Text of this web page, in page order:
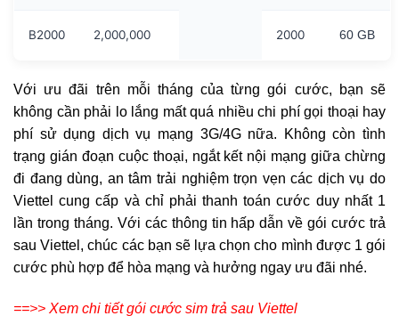
B2000 2,000,000 2000 60 GB
Với ưu đãi trên mỗi tháng của từng gói cước, bạn sẽ
không cần phải lo lắng mất quá nhiều chi phí gọi thoại hay
phí sử dụng dịch vụ mạng 3G/4G nữa. Không còn tình
trạng gián đoạn cuộc thoại, ngắt kết nội mạng giữa chừng
đi đang dùng, an tâm trải nghiệm trọn vẹn các dịch vụ do
Viettel cung cấp và chỉ phải thanh toán cước duy nhất 1
lần trong tháng. Với các thông tin hấp dẫn về gói cước trả
sau Viettel, chúc các bạn sẽ lựa chọn cho mình được 1 gói
cước phù hợp để hòa mạng và hưởng ngay ưu đãi nhé.
==>> Xem chi tiết gói cước sim trả sau Viettel